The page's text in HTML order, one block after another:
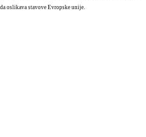
oslikava stavove Evropske unije.